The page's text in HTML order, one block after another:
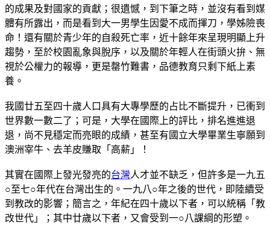
的成果及對國家的貢獻；很遺憾，到下筆之時，並沒有看到媒
體有所露出，而是看到大一男學生因愛不成而揮刀，學姊險喪
命！還有關於青少年的自殺死亡率，近十餘年來呈現明顯上升
趨勢，至於校園亂象與脫序，以及關於年輕人在街頭火拚、無
視於公權力的報導，更是罄竹難書，品德教育只剩下紙上素
養。
我國廿五至四十歲人口具有大專學歷的占比不斷提升，已衝到
世界數一數二了；可是，大學在國際上的評比，排名進進退
退，尚不見穩定而亮眼的成績，甚至有國立大學畢業生寧願到
澳洲宰牛、去羊皮賺取「高薪」！
其實在國際上發光發亮的台灣人才並不缺乏，但許多是一九五
○至七○年代在台灣出生的。一九八○年之後的世代，即陸續受
到教改的影響；簡言之，年紀在四十歲以下者，可以統稱「教
改世代」；其中廿歲以下者，又會受到一○八課綱的形塑。